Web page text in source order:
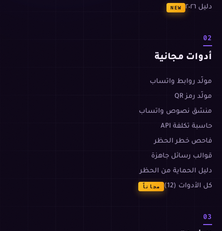
دليل ٢٠٢٦
NEW
02
أدوات مجانية
مولّد روابط واتساب
مولّد رمز QR
منسّق نصوص واتساب
حاسبة تكلفة API
فاحص خطر الحظر
قوالب رسائل جاهزة
دليل الحماية من الحظر
كل الأدوات (12)
مجاناً
03